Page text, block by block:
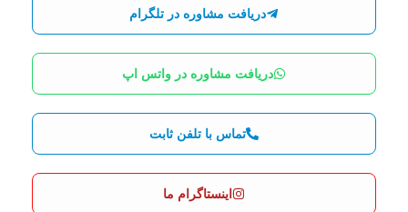
دریافت مشاوره در تلگرام
دریافت مشاوره در واتس اپ
تماس با تلفن ثابت
اینستاگرام ما